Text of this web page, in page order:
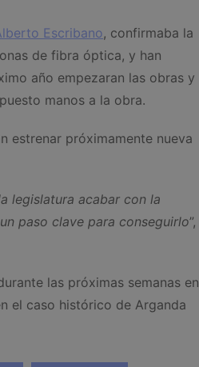
Escribano, confirmaba la
de fibra óptica, y han
año empezaran las obras y
manos a la obra.
estrenar próximamente nueva
legislatura acabar con la
paso clave para conseguirlo”,
las próximas semanas en
el caso histórico de Arganda